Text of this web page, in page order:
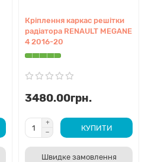
Кріплення каркас решітки
радіатора RENAULT MEGANE
4 2016-20
3480.00грн.
КУПИТИ
Швидке замовлення